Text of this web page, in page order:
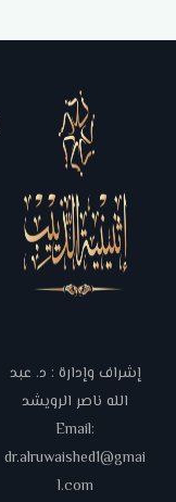
إشراف وإدارة : د. عبد
الله ناصر الرويشد
Email:
dr.alruwaished1@gmai
l.com